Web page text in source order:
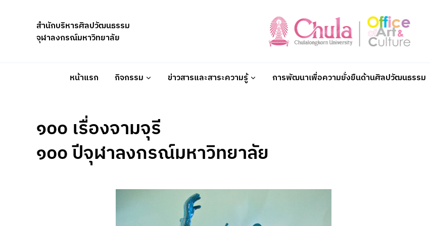
สำนักบริหารศิลปวัฒนธรรม
จุฬาลงกรณ์มหาวิทยาลัย
หน้าแรก กิจกรรม ข่าวสารและสาระความรู้ การพัฒนาเพื่อความยั่งยืนด้านศิลปวัฒนธรรม
๑๐๐ เรื่องจามจุรี
๑๐๐ ปีจุฬาลงกรณ์มหาวิทยาลัย